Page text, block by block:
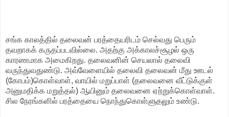
சங்க காலத்தில் தலைவன் பரத்தையரிடம் செல்வது பெரும்
தவறாகக் கருதப்படவில்லை. அதற்கு அக்காலச்சூழல் ஒரு
காரணமாக அமைகிறது. தலைவனின் செயலால் தலைவி
வருந்துவதுண்டு. அவ்வேளையில் தலைவி தலைவன் மீது ஊடல்
(கோபம்)கொள்வாள், வாயில் மறுப்பாள் (தலைவனை வீட்டுக்குள்
அனுமதிக்க மறுத்தல்) ஆயினும் தலைவனை ஏற்றுக்கொள்வாள்.
சில நேரங்களில் பரத்தையை நொந்துகொள்ளுதலும் உண்டு.